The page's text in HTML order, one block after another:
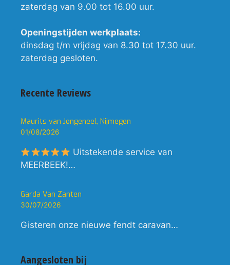
zaterdag van 9.00 tot 16.00 uur.
Openingstijden werkplaats:
dinsdag t/m vrijdag van 8.30 tot 17.30 uur.
zaterdag gesloten.
Recente Reviews
Maurits van Jongeneel, Nijmegen
01/08/2026
Uitstekende service van
MEERBEEK!…
Garda Van Zanten
30/07/2026
Gisteren onze nieuwe fendt caravan…
Aangesloten bij